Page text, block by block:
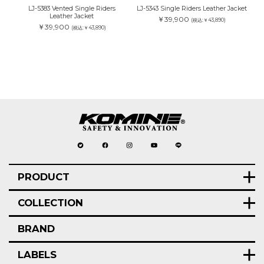
LJ-5383 Vented Single Riders
Leather Jacket
￥39,900 (税込:￥43,890)
LJ-5343 Single Riders Leather Jacket
￥39,900 (税込:￥43,890)
PRODUCT
COLLECTION
BRAND
LABELS